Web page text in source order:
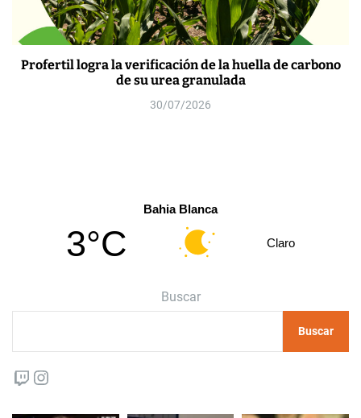
Profertil logra la verificación de la huella de carbono
de su urea granulada
30/07/2026
Bahia Blanca
3°C Claro
Buscar
Buscar
Twitch